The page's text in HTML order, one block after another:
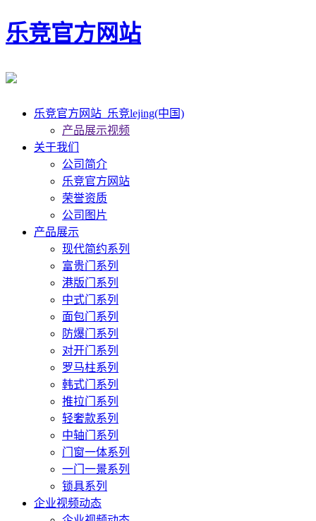
乐竞官方网站
乐竞官方网站_乐竞lejing(中国)
产品展示视频
关于我们
公司简介
乐竞官方网站
荣誉资质
公司图片
产品展示
现代简约系列
富贵门系列
港版门系列
中式门系列
面包门系列
防爆门系列
对开门系列
罗马柱系列
韩式门系列
推拉门系列
轻奢款系列
中轴门系列
门窗一体系列
一门一景系列
锁具系列
企业视频动态